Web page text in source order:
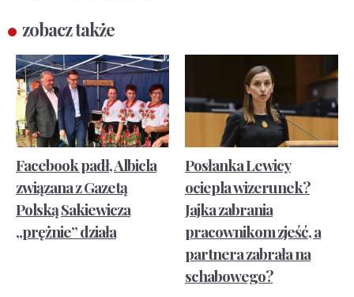
zobacz także
Facebook padł, Albicla
związana z Gazetą
Polską Sakiewicza
„prężnie” działa
Posłanka Lewicy
ociepla wizerunek?
Jajka zabrania
pracownikom zjeść, a
partnera zabrała na
schabowego?